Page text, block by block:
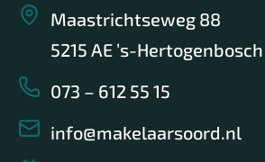
Maastrichtseweg 88
5215 AE ’s-Hertogenbosch
073 – 612 55 15
info@makelaarsoord.nl